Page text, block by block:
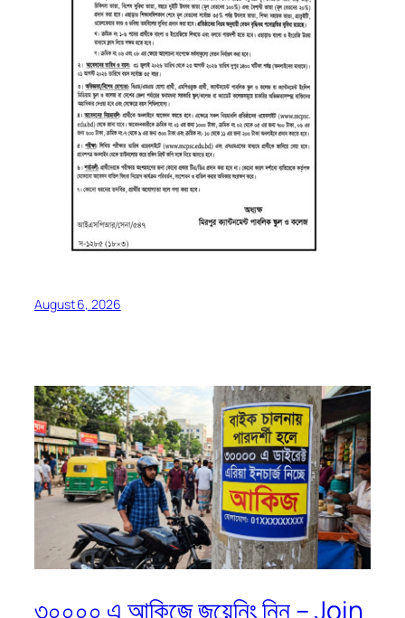
August 6, 2026
৩০০০০ এ আকিজে জয়েনিং নিন – Join